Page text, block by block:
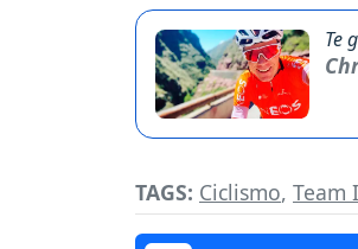
Te
TAGS: Ciclismo, Team